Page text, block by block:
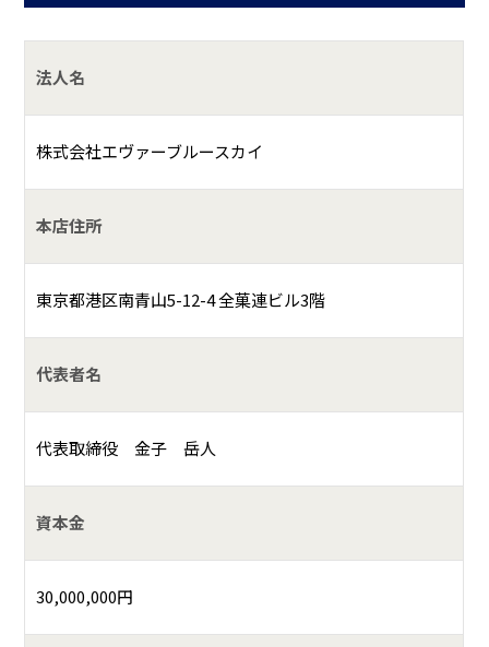
法人名
株式会社エヴァーブルースカイ
本店住所
東京都港区南青山5-12-4 全菓連ビル3階
代表者名
代表取締役 金子 岳人
資本金
30,000,000円